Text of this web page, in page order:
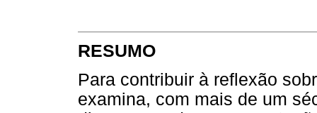
RESUMO
Para contribuir à reflexão
examina, com mais de um